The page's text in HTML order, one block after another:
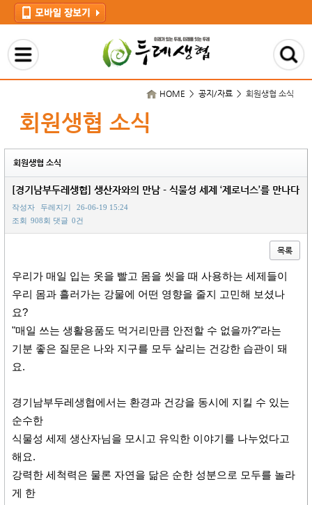
회원생협 소식
HOME > 공지/자료 > 회원생협 소식
회원생협 소식
[경기남부두레생협] 생산자와의 만남 - 식물성 세제 ‘제로너스’를 만나다
작성자 두레지기
26-06-19 15:24
조회 908회 댓글 0건
목록
본문
우리가 매일 입는 옷을 빨고 몸을 씻을 때 사용하는 세제들이
우리 몸과 흘러가는 강물에 어떤 영향을 줄지 고민해 보셨나
요?
"매일 쓰는 생활용품도 먹거리만큼 안전할 수 없을까?"라는
기분 좋은 질문은 나와 지구를 모두 살리는 건강한 습관이 돼
요.
경기남부두레생협에서는 환경과 건강을 동시에 지킬 수 있는
순수한
식물성 세제 생산자님을 모시고 유익한 이야기를 나누었다고
해요.
강력한 세척력은 물론 자연을 닮은 순한 성분으로 모두를 놀라
게 한